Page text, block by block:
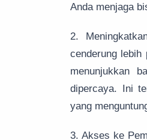
Anda menjaga
2.
cenderung
menunjukkan
dipercaya. Ini
yang
3. Akses ke